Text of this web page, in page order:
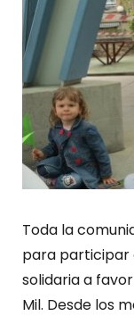
Toda la
para participar
solidaria a
Mil. Desde los